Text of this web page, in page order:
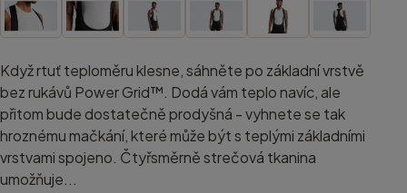
Když rtuť teploměru klesne, sáhněte po základní vrstvě
bez rukávů Power Grid™. Dodá vám teplo navíc, ale
přitom bude dostatečně prodyšná - vyhnete se tak
hroznému mačkání, které může být s teplými základními
vrstvami spojeno. Čtyřsměrně strečová tkanina
umožňuje...